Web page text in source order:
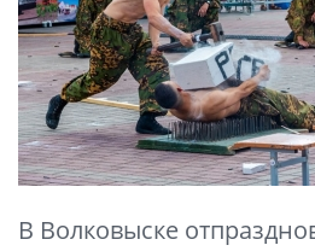
В Волковыске